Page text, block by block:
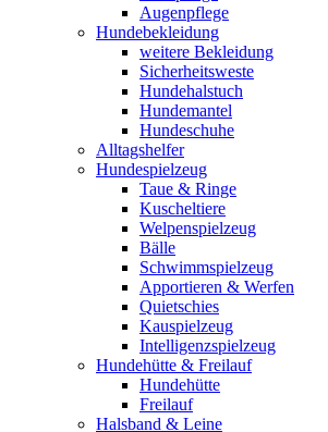
Augenpflege
Hundebekleidung
weitere Bekleidung
Sicherheitsweste
Hundehalstuch
Hundemantel
Hundeschuhe
Alltagshelfer
Hundespielzeug
Taue & Ringe
Kuscheltiere
Welpenspielzeug
Bälle
Schwimmspielzeug
Apportieren & Werfen
Quietschies
Kauspielzeug
Intelligenzspielzeug
Hundehütte & Freilauf
Hundehütte
Freilauf
Halsband & Leine